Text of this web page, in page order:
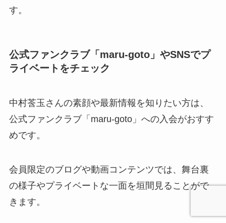
す。
公式ファンクラブ「maru-goto」やSNSでプ
ライベートをチェック
中村莟玉さんの素顔や最新情報を知りたい方は、
公式ファンクラブ「maru-goto」への入会がおすす
めです。
会員限定のブログや動画コンテンツでは、舞台裏
の様子やプライベートな一面を垣間見ることがで
きます。